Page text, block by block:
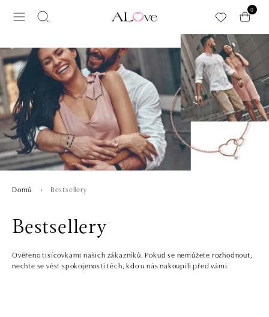
0
Domů Bestsellery
Bestsellery
Ověřeno tisícovkami našich zákazníků. Pokud se nemůžete rozhodnout,
nechte se vést spokojeností těch, kdo u nás nakoupili před vámi.